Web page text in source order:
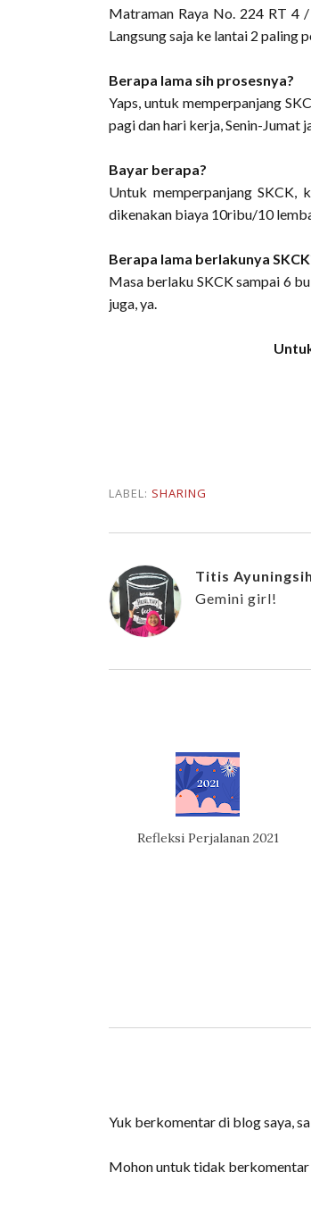
Matraman Raya No. 224 RT 4
Langsung saja ke lantai 2 paling
Berapa lama sih prosesnya?
Yaps, untuk memperpanjang
pagi dan hari kerja, Senin-Jumat
Bayar berapa?
Untuk memperpanjang SKCK,
dikenakan biaya 10ribu/10
Berapa lama berlakunya
Masa berlaku SKCK sampai 6
juga, ya.
LABEL: SHARING
Titis Ayuningsih
Gemini girl!
Refleksi Perjalanan 2021
Yuk berkomentar di blog saya,
Mohon untuk tidak berkomentar